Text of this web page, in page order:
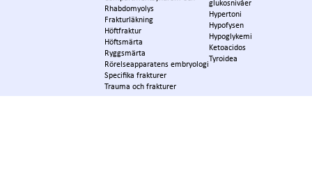
Rhabdomyolys
Frakturläkning
Höftfraktur
Höftsmärta
Ryggsmärta
Rörelseapparatens embryologi
Specifika frakturer
Trauma och frakturer
glukosnivåer
Hypertoni
Hypofysen
Hypoglykemi
Ketoacidos
Tyroidea